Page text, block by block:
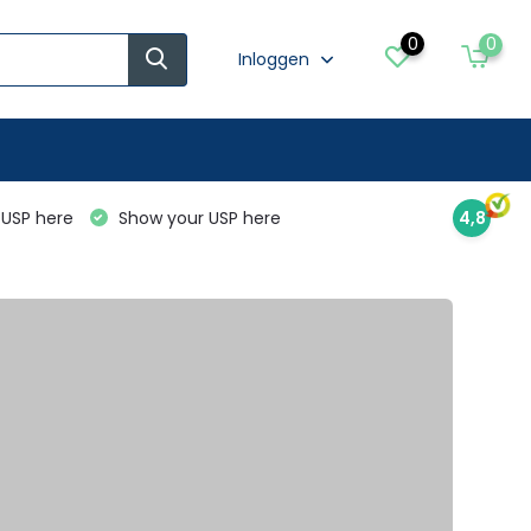
Inloggen
0 0
here Show your USP here 4,8